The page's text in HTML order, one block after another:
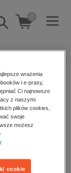
schowaj
0
wrażenia
i e-prasy,
Ci najnowsze
z naszymi
plików cookies,
swoje
możesz
cookie